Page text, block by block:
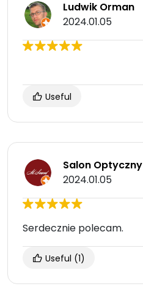
Ludwik Orman
2024.01.05
Useful
Salon Optyczny
2024.01.05
Serdecznie polecam.
Useful (1)